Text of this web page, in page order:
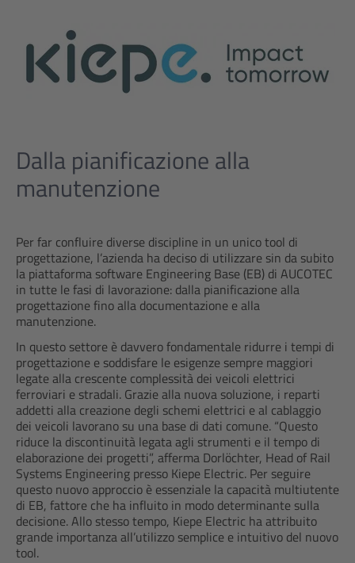
Dalla pianificazione alla
manutenzione
Per far confluire diverse discipline in un unico tool di
progettazione, l’azienda ha deciso di utilizzare sin da subito
la piattaforma software Engineering Base (EB) di AUCOTEC
in tutte le fasi di lavorazione: dalla pianificazione alla
progettazione fino alla documentazione e alla
manutenzione.
In questo settore è davvero fondamentale ridurre i tempi di
progettazione e soddisfare le esigenze sempre maggiori
legate alla crescente complessità dei veicoli elettrici
ferroviari e stradali. Grazie alla nuova soluzione, i reparti
addetti alla creazione degli schemi elettrici e al cablaggio
dei veicoli lavorano su una base di dati comune. “Questo
riduce la discontinuità legata agli strumenti e il tempo di
elaborazione dei progetti”, afferma Dorlöchter, Head of Rail
Systems Engineering presso Kiepe Electric. Per seguire
questo nuovo approccio è essenziale la capacità multiutente
di EB, fattore che ha influito in modo determinante sulla
decisione. Allo stesso tempo, Kiepe Electric ha attribuito
grande importanza all’utilizzo semplice e intuitivo del nuovo
tool.